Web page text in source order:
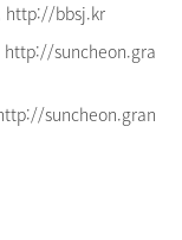
http://bbsj.kr
http://suncheon.gra
suncheon.gran